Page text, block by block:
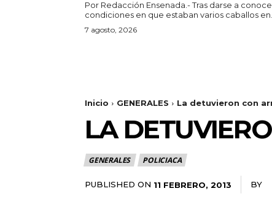
Por Redacción Ensenada.- Tras darse a conocer las
condiciones en que estaban varios caballos en...
7 agosto, 2026